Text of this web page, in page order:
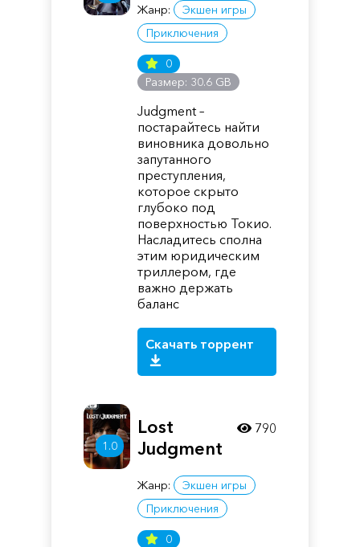
Жанр:
Экшен игры
Приключения
0
Размер: 30.6 GB
Judgment –
постарайтесь найти
виновника довольно
запутанного
преступления,
которое скрыто
глубоко под
поверхностью Токио.
Насладитесь сполна
этим юридическим
триллером, где
важно держать
баланс
Скачать торрент
1.0
Lost
Judgment
Жанр:
Экшен игры
Приключения
0
790